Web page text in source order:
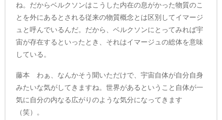
ね。だからベルクソンはこうした内在の息がかった物質のこ
とを外にあるとされる従来の物質概念とは区別してイマージ
ュと呼んでいるんだ。だから、ベルクソンにとってみれば宇
宙が存在するといったとき、それはイマージュの総体を意味
している。
藤本 わぁ、なんかそう聞いただけで、宇宙自体が自分自身
みたいな気がしてきますね。世界があるということ自体が一
気に自分の内なる広がりのような気分になってきます
（笑）。